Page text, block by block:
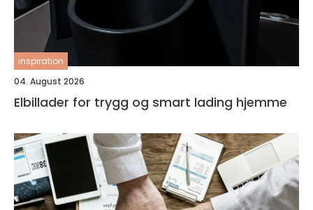
inspiration
04. August 2026
Elbillader for trygg og smart lading hjemme